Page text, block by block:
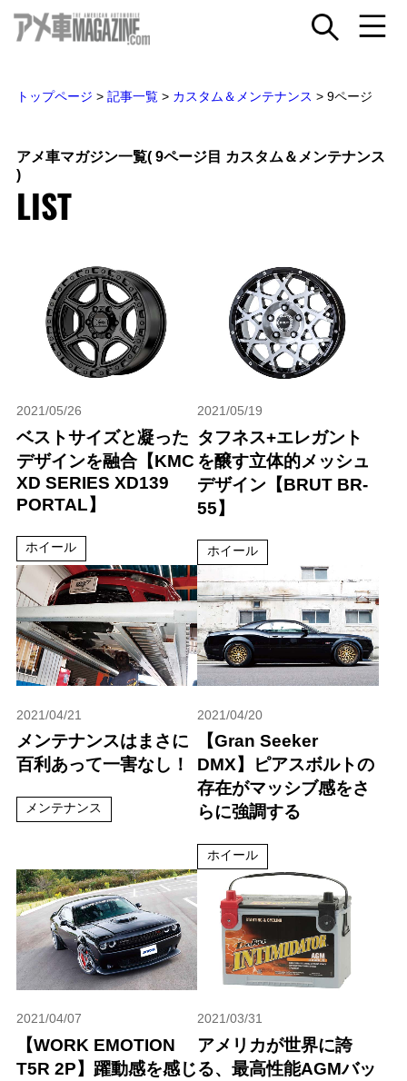
トップページ > 記事一覧 > カスタム＆メンテナンス > 9ページ
アメ車マガジン一覧( 9ページ目 カスタム＆メンテナンス
)
LIST
2021/05/26
ベストサイズと凝った
デザインを融合【KMC
XD SERIES XD139
PORTAL】
ホイール
2021/05/19
タフネス+エレガント
を醸す立体的メッシュ
デザイン【BRUT BR-
55】
ホイール
2021/04/21
メンテナンスはまさに
百利あって一害なし！
メンテナンス
2021/04/20
【Gran Seeker
DMX】ピアスボルトの
存在がマッシブ感をさ
らに強調する
ホイール
2021/04/07
【WORK EMOTION
T5R 2P】躍動感を感じ
2021/03/31
アメリカが世界に誇
る、最高性能AGMバッ